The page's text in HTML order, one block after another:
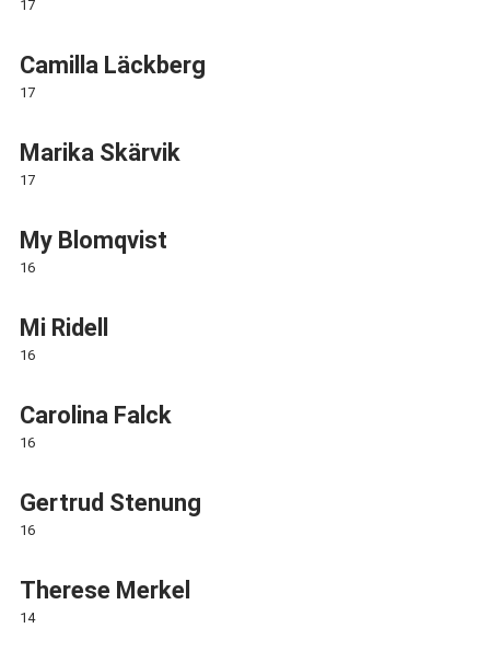
17
Camilla Läckberg
17
Marika Skärvik
17
My Blomqvist
16
Mi Ridell
16
Carolina Falck
16
Gertrud Stenung
16
Therese Merkel
14